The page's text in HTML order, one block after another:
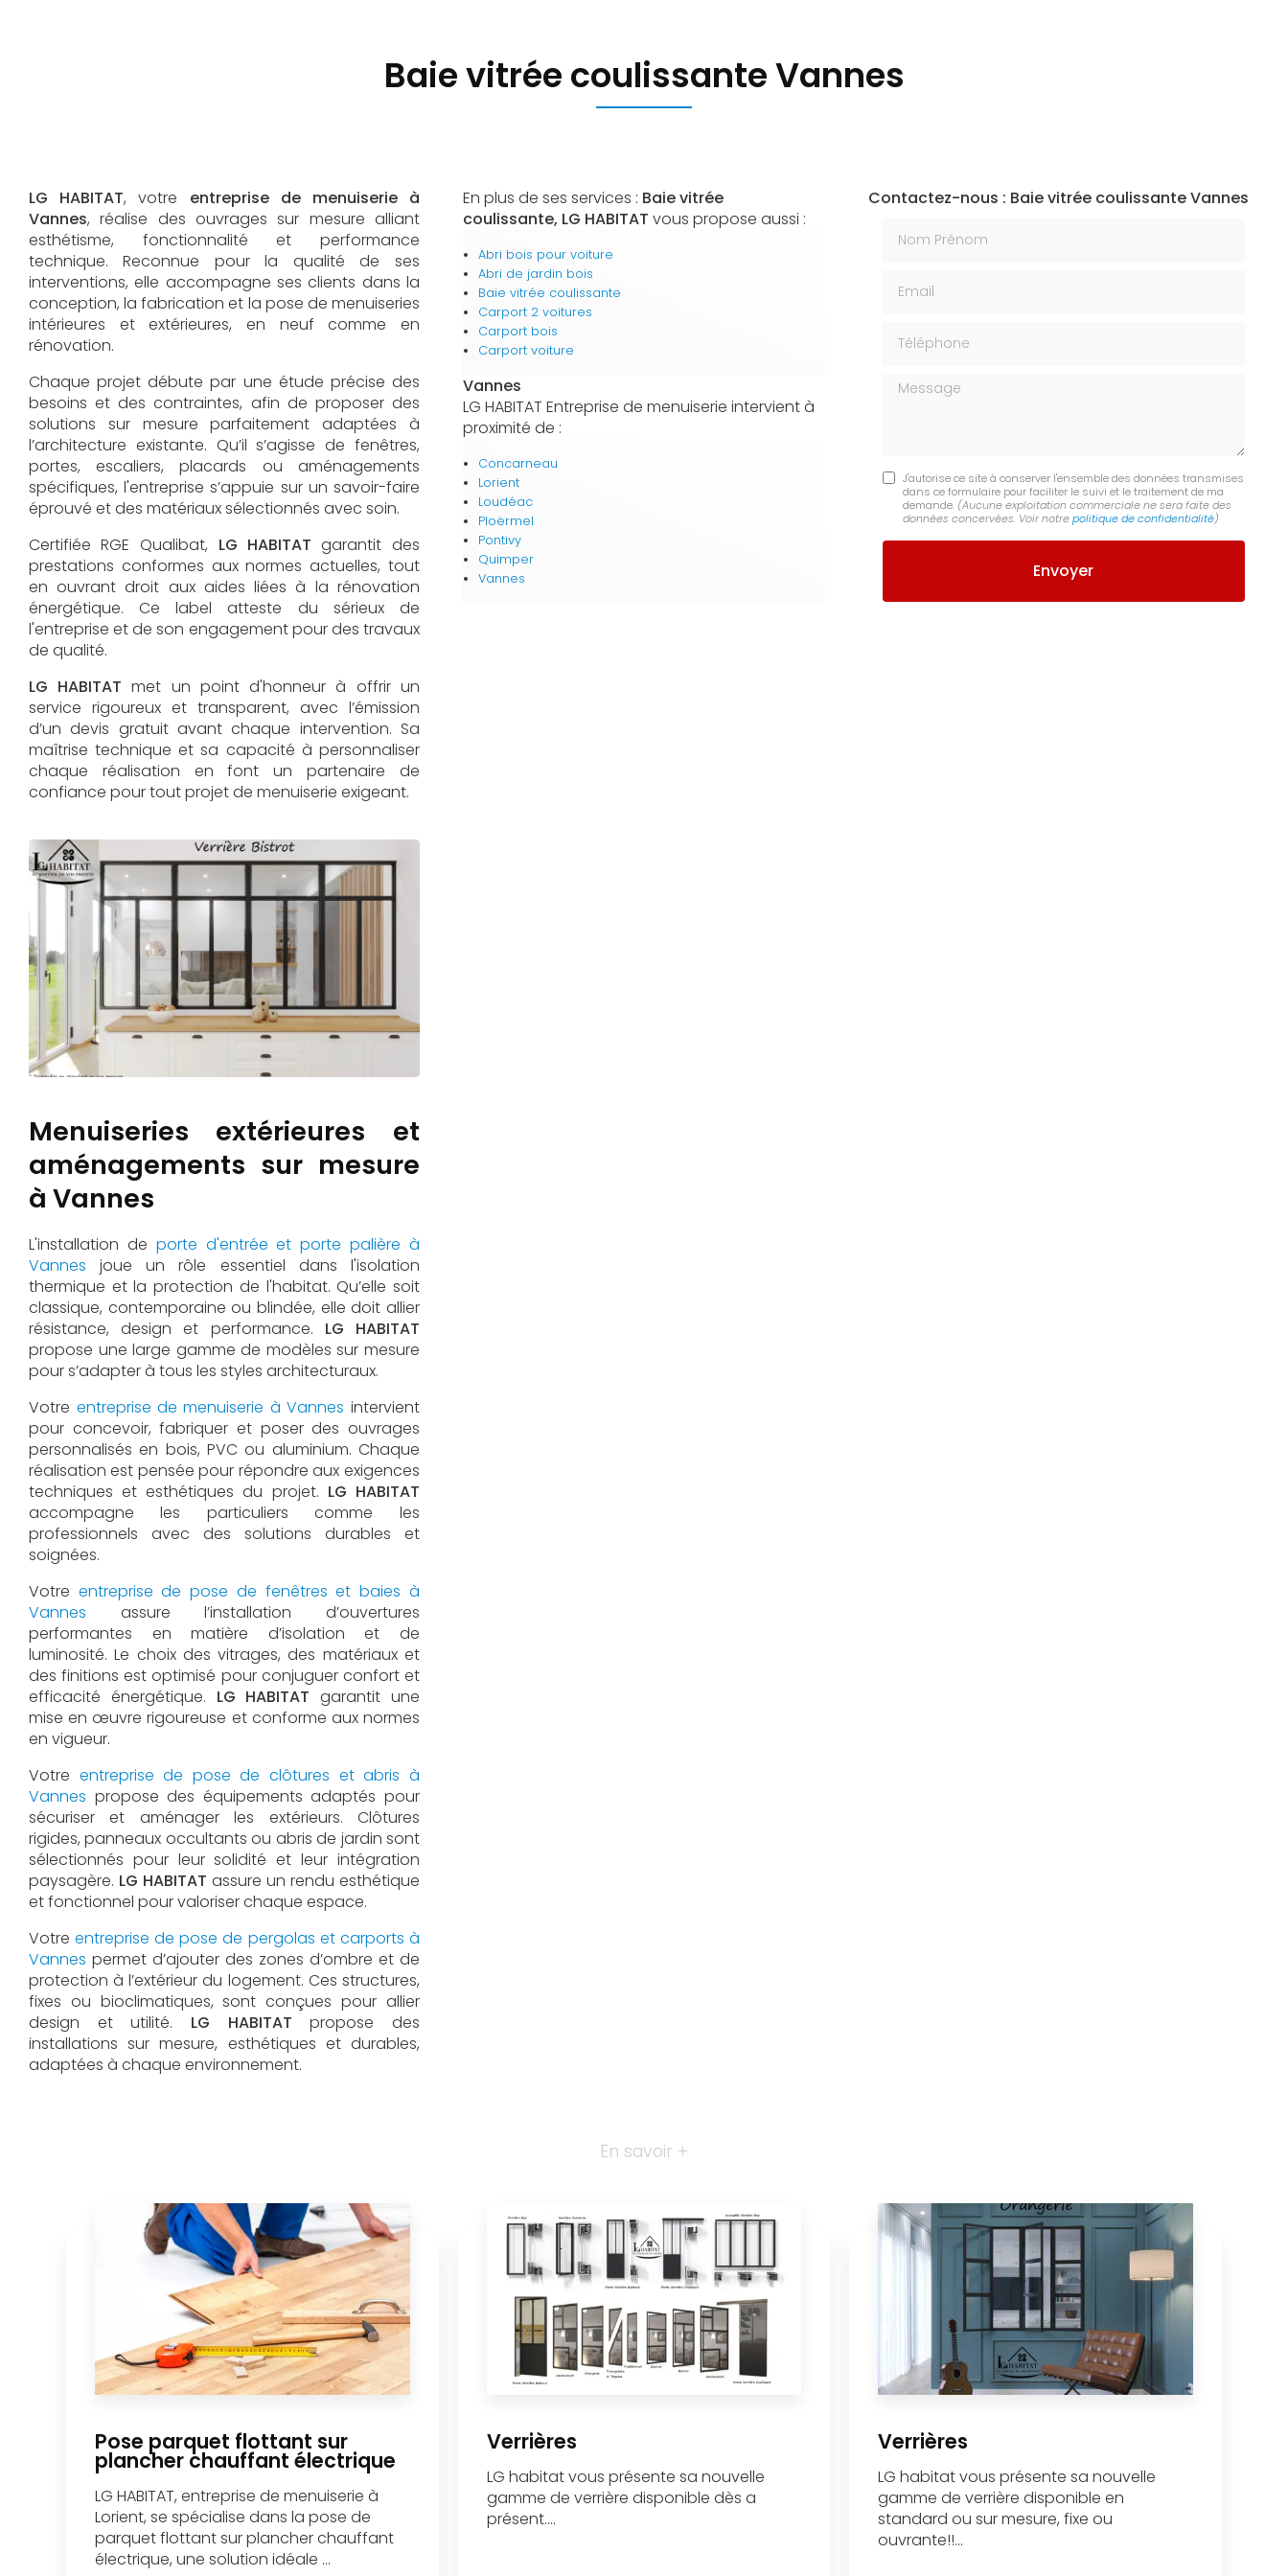
Baie vitrée coulissante Vannes
LG HABITAT, votre entreprise de menuiserie à
Vannes, réalise des ouvrages sur mesure alliant
esthétisme, fonctionnalité et performance
technique. Reconnue pour la qualité de ses
interventions, elle accompagne ses clients dans la
conception, la fabrication et la pose de menuiseries
intérieures et extérieures, en neuf comme en
rénovation.
Chaque projet débute par une étude précise des
besoins et des contraintes, afin de proposer des
solutions sur mesure parfaitement adaptées à
l’architecture existante. Qu’il s’agisse de fenêtres,
portes, escaliers, placards ou aménagements
spécifiques, l'entreprise s’appuie sur un savoir-faire
éprouvé et des matériaux sélectionnés avec soin.
Certifiée RGE Qualibat, LG HABITAT garantit des
prestations conformes aux normes actuelles, tout
en ouvrant droit aux aides liées à la rénovation
énergétique. Ce label atteste du sérieux de
l'entreprise et de son engagement pour des travaux
de qualité.
LG HABITAT met un point d'honneur à offrir un
service rigoureux et transparent, avec l’émission
d’un devis gratuit avant chaque intervention. Sa
maîtrise technique et sa capacité à personnaliser
chaque réalisation en font un partenaire de
confiance pour tout projet de menuiserie exigeant.
Menuiseries extérieures et
aménagements sur mesure
à Vannes
L'installation de porte d'entrée et porte palière à
Vannes joue un rôle essentiel dans l'isolation
thermique et la protection de l'habitat. Qu’elle soit
classique, contemporaine ou blindée, elle doit allier
résistance, design et performance. LG HABITAT
propose une large gamme de modèles sur mesure
pour s’adapter à tous les styles architecturaux.
Votre entreprise de menuiserie à Vannes intervient
pour concevoir, fabriquer et poser des ouvrages
personnalisés en bois, PVC ou aluminium. Chaque
réalisation est pensée pour répondre aux exigences
techniques et esthétiques du projet. LG HABITAT
accompagne les particuliers comme les
professionnels avec des solutions durables et
soignées.
Votre entreprise de pose de fenêtres et baies à
Vannes assure l’installation d’ouvertures
performantes en matière d’isolation et de
luminosité. Le choix des vitrages, des matériaux et
des finitions est optimisé pour conjuguer confort et
efficacité énergétique. LG HABITAT garantit une
mise en œuvre rigoureuse et conforme aux normes
en vigueur.
Votre entreprise de pose de clôtures et abris à
Vannes propose des équipements adaptés pour
sécuriser et aménager les extérieurs. Clôtures
rigides, panneaux occultants ou abris de jardin sont
sélectionnés pour leur solidité et leur intégration
paysagère. LG HABITAT assure un rendu esthétique
et fonctionnel pour valoriser chaque espace.
Votreentreprise de pose de pergolas et carports à
Vannes permet d’ajouter des zones d’ombre et de
protection à l’extérieur du logement. Ces structures,
fixes ou bioclimatiques, sont conçues pour allier
design et utilité. LG HABITAT propose des
installations sur mesure, esthétiques et durables,
adaptées à chaque environnement.
En plus de ses services : Baie vitrée
coulissante, LG HABITAT vous propose aussi :
Abri bois pour voiture
Abri de jardin bois
Baie vitrée coulissante
Carport 2 voitures
Carport bois
Carport voiture
Vannes
LG HABITAT Entreprise de menuiserie intervient à
proximité de :
Concarneau
Lorient
Loudéac
Ploërmel
Pontivy
Quimper
Vannes
Contactez-nous : Baie vitrée coulissante Vannes
Message
J'autorise ce site à conserver l'ensemble des données transmises
dans ce formulaire pour faciliter le suivi et le traitement de ma
demande. (Aucune exploitation commerciale ne sera faite des
données concervées. Voir notrepolitique de confidentialité)
En savoir +
Pose parquet flottant sur
plancher chauffant électrique
LG HABITAT, entreprise de menuiserie à
Lorient, se spécialise dans la pose de
parquet flottant sur plancher chauffant
électrique, une solution idéale ...
Verrières
LG habitat vous présente sa nouvelle
gamme de verrière disponible dès a
présent....
Verrières
LG habitat vous présente sa nouvelle
gamme de verrière disponible en
standard ou sur mesure, fixe ou
ouvrante!!...